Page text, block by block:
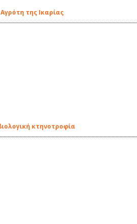
της Ικαρίας
κτηνοτροφία